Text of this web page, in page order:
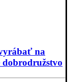
na
dobrodružstvo